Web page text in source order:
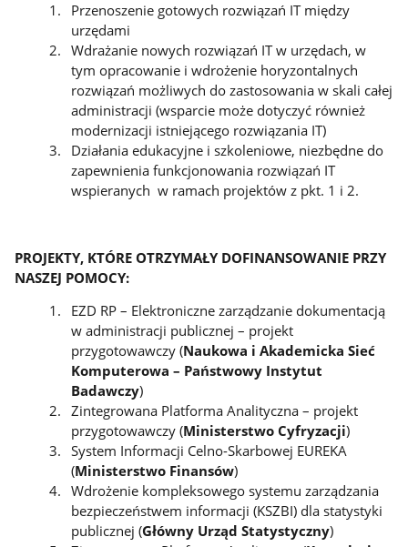
Przenoszenie gotowych rozwiązań IT między
urzędami
Wdrażanie nowych rozwiązań IT w urzędach, w
tym opracowanie i wdrożenie horyzontalnych
rozwiązań możliwych do zastosowania w skali całej
administracji (wsparcie może dotyczyć również
modernizacji istniejącego rozwiązania IT)
Działania edukacyjne i szkoleniowe, niezbędne do
zapewnienia funkcjonowania rozwiązań IT
wspieranych w ramach projektów z pkt. 1 i 2.
PROJEKTY, KTÓRE OTRZYMAŁY DOFINANSOWANIE PRZY
NASZEJ POMOCY:
EZD RP – Elektroniczne zarządzanie dokumentacją
w administracji publicznej – projekt
przygotowawczy (Naukowa i Akademicka Sieć
Komputerowa – Państwowy Instytut
Badawczy)
Zintegrowana Platforma Analityczna – projekt
przygotowawczy (Ministerstwo Cyfryzacji)
System Informacji Celno-Skarbowej EUREKA
(Ministerstwo Finansów)
Wdrożenie kompleksowego systemu zarządzania
bezpieczeństwem informacji (KSZBI) dla statystyki
publicznej (Główny Urząd Statystyczny)